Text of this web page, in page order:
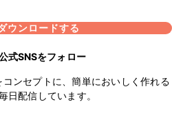
ウンロードする
式SNSをフォロー
コンセプトに、簡単においしく作れる
日配信しています。